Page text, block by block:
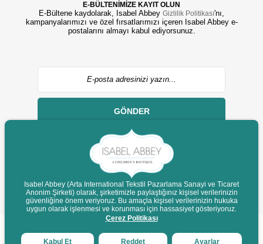
E-BÜLTENİMİZE KAYIT OLUN
E-Bültene kaydolarak, Isabel Abbey Gizlilik Politikası'nı,
kampanyalarımızı ve özel fırsatlarımızı içeren Isabel Abbey e-
postalarını almayı kabul ediyorsunuz.
GÖNDER
© 2022 isabelabbey.com - Tüm Hakları Saklıdır.
Destek
Isabel Abbey (Arta International Tekstil Pazarlama Sanayi ve Ticaret
Anonim Şirketi) olarak, şirketimizle paylaştığınız kişisel verilerinizin
güvenliğine önem veriyoruz. Bu amaçla kişisel verilerinizin hukuka
uygun olarak işlenmesi ve korunması için hassasiyet gösteriyoruz.
Çerez Politikası
Kabul Et Reddet Ayarlar